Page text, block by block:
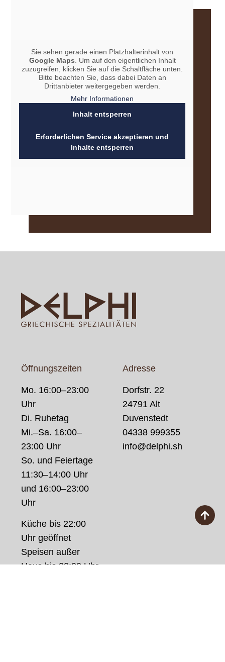
Sie sehen gerade einen Platzhalterinhalt von
Google Maps . Um auf den eigentlichen Inhalt
zuzugreifen, klicken Sie auf die Schaltfläche unten.
Bitte beachten Sie, dass dabei Daten an
Drittanbieter weitergegeben werden.
Mehr Informationen
Inhalt entsperren
Erforderlichen Service akzeptieren und
Inhalte entsperren
Öffnungszeiten
Mo. 16:00–23:00
Uhr
Di. Ruhetag
Mi.–Sa. 16:00–
23:00 Uhr
So. und Feiertage
11:30–14:00 Uhr
und 16:00–23:00
Uhr
Küche bis 22:00
Uhr geöffnet
Speisen außer
Haus bis 22:00 Uhr
Adresse
Dorfstr. 22
24791 Alt
Duvenstedt
04338 999355
info@delphi.sh